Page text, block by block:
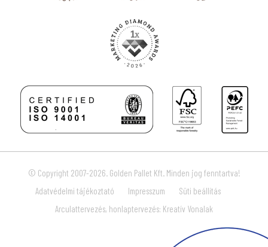
© Copyright 2007-2026. Golden Pallet Kft. Minden jog fenntartva!
Adatvédelmi tájékoztató
Impresszum
Süti beállítás
Arculattervezés, honlaptervezés: Kreatív Vonalak